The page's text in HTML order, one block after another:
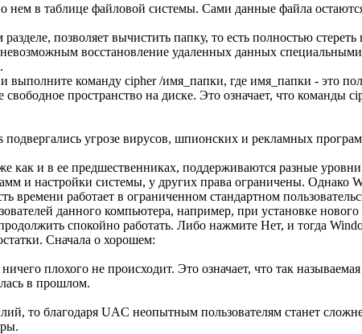
нем в таблице файловой системы. Сами данные файла
позволяет вычистить папку, то есть полностью
невозможным восстановление удаленных данных
выполните команду cipher /имя_папки, где имя_папки - это
пространство на диске. Это означает, что
угрозе вирусов, шпионских и рекламных
как и в ее предшественниках, поддерживаются разные
и настройки системы, у других права ограничены. Однако
работает в ограниченном стандартном
данного компьютера, например, при установке
спокойно работать. Либо нажмите Нет, и тогда
Сначала о хорошем:
плохого не происходит. Это означает, что так
в прошлом.
то благодаря UAC неопытным пользователям станет